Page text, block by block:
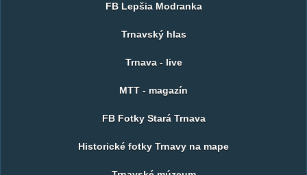
FB Lepšia Modranka
Trnavský hlas
Trnava - live
MTT - magazín
FB Fotky Stará Trnava
Historické fotky Trnavy na mape